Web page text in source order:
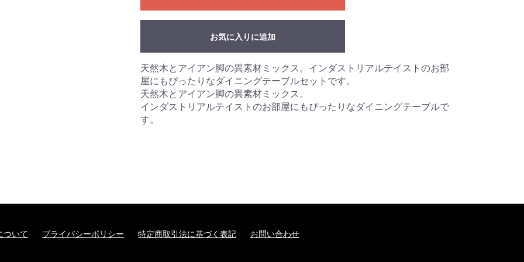
お気に入りに追加
天然木とアイアン脚の異素材ミックス。インダストリアルテイストのお部
屋にもぴったりなダイニングテーブルセットです。
天然木とアイアン脚の異素材ミックス。
インダストリアルテイストのお部屋にもぴったりなダイニングテーブルで
す。
ついて プライバシーポリシー 特定商取引法に基づく表記 お問い合わせ